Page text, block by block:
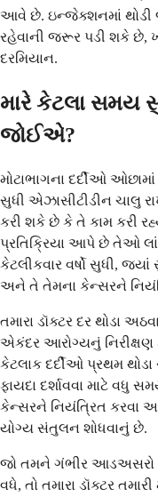
આવે છે. ઇન્જેક્શનમાં થોડી
રહેવાની જરૂર પડી શકે છે,
દરમિયાન.
મારે કેટલા સમય
જોઈએ?
મોટાભાગના દર્દીઓ
સુધી એઝાસીટીડીન ચાલુ
કરી શકે છે કે તે કામ કરી
પ્રતિક્રિયા આપે છે તેઓ
કેટલીકવાર વર્ષો સુધી,
અને તે તેમના કેન્સરને
તમારા ડૉક્ટર દર થોડા
એકંદર આરોગ્યનું નિરીક્ષણ
કેટલાક દર્દીઓ પ્રથમ
ફાયદા દર્શાવવા માટે વધુ
કેન્સરને નિયંત્રિત કરવા
યોગ્ય સંતુલન શોધવાનું છે.
જો તમને ગંભીર આડઅસરો
વધે, તો તમારા ડૉક્ટર